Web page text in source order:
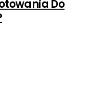
Do